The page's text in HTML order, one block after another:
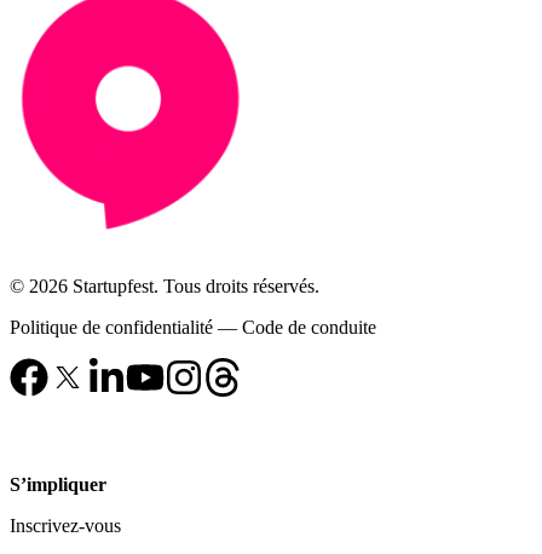
© 2026 Startupfest. Tous droits réservés.
Politique de confidentialité — Code de conduite
S’impliquer
Inscrivez-vous